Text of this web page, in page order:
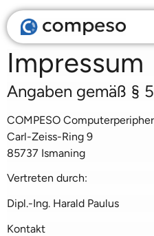
Impressum
Angaben gemäß §
COMPESO
Carl-Zeiss-Ring 9
85737 Ismaning
Vertreten durch:
Dipl.-Ing. Harald Paulus
Kontakt